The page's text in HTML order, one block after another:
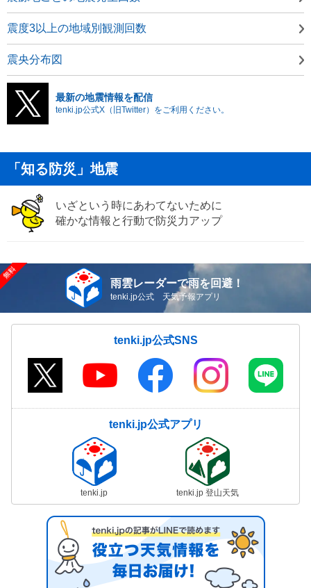
震度3以上の地域別観測回数
震央分布図
最新の地震情報を配信
tenki.jp公式X（旧Twitter）をご利用ください。
「知る防災」地震
いざという時にあわてないために
確かな情報と行動で防災力アップ
雨雲レーダーで雨を回避！
tenki.jp公式 天気予報アプリ
tenki.jp公式SNS
tenki.jp公式アプリ
tenki.jp tenki.jp 登山天気